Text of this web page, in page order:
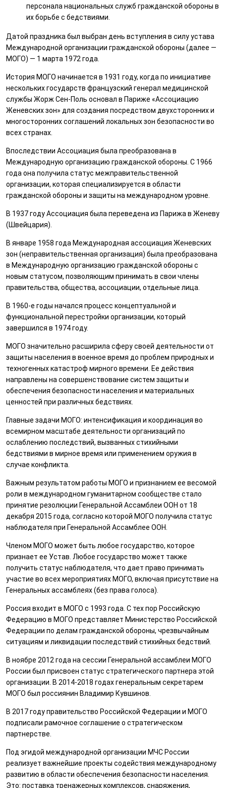
персонала национальных служб гражданской обороны в
их борьбе с бедствиями.
Датой праздника был выбран день вступления в силу устава
Международной организации гражданской обороны (далее —
МОГО) — 1 марта 1972 года.
История МОГО начинается в 1931 году, когда по инициативе
нескольких государств французский генерал медицинской
службы Жорж Сен-Поль основал в Париже «Ассоциацию
Женевских зон» для создания посредством двухсторонних и
многосторонних соглашений локальных зон безопасности во
всех странах.
Впоследствии Ассоциация была преобразована в
Международную организацию гражданской обороны. С 1966
года она получила статус межправительственной
организации, которая специализируется в области
гражданской обороны и защиты на международном уровне.
В 1937 году Ассоциация была переведена из Парижа в Женеву
(Швейцария).
В январе 1958 года Международная ассоциация Женевских
зон (неправительственная организация) была преобразована
в Международную организацию гражданской обороны с
новым статусом, позволяющим принимать в свои члены
правительства, общества, ассоциации, отдельные лица.
В 1960-е годы начался процесс концептуальной и
функциональной перестройки организации, который
завершился в 1974 году.
МОГО значительно расширила сферу своей деятельности от
защиты населения в военное время до проблем природных и
техногенных катастроф мирного времени. Ее действия
направлены на совершенствование систем защиты и
обеспечения безопасности населения и материальных
ценностей при различных бедствиях.
Главные задачи МОГО: интенсификация и координация во
всемирном масштабе деятельности организаций по
ослаблению последствий, вызванных стихийными
бедствиями в мирное время или применением оружия в
случае конфликта.
Важным результатом работы МОГО и признанием ее весомой
роли в международном гуманитарном сообществе стало
принятие резолюции Генеральной Ассамблеи ООН от 18
декабря 2015 года, согласно которой МОГО получила статус
наблюдателя при Генеральной Ассамблее ООН.
Членом МОГО может быть любое государство, которое
признает ее Устав. Любое государство может также
получить статус наблюдателя, что дает право принимать
участие во всех мероприятиях МОГО, включая присутствие на
Генеральных ассамблеях (без права голоса).
Россия входит в МОГО с 1993 года. С тех пор Российскую
Федерацию в МОГО представляет Министерство Российской
Федерации по делам гражданской обороны, чрезвычайным
ситуациям и ликвидации последствий стихийных бедствий.
В ноябре 2012 года на сессии Генеральной ассамблеи МОГО
России был присвоен статус стратегического партнера этой
организации. В 2014-2018 годах генеральным секретарем
МОГО был россиянин Владимир Кувшинов.
В 2017 году правительство Российской Федерации и МОГО
подписали рамочное соглашение о стратегическом
партнерстве.
Под эгидой международной организации МЧС России
реализует важнейшие проекты содействия международному
развитию в области обеспечения безопасности населения.
Это: поставка тренажерных комплексов, снаряжения,